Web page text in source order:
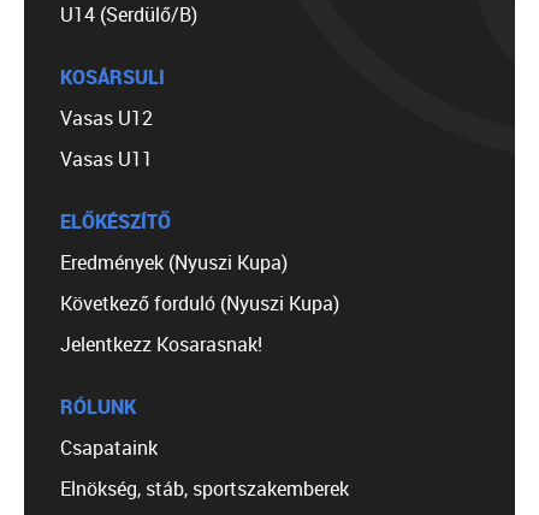
U14 (Serdülő/B)
KOSÁRSULI
Vasas U12
Vasas U11
ELŐKÉSZÍTŐ
Eredmények (Nyuszi Kupa)
Következő forduló (Nyuszi Kupa)
Jelentkezz Kosarasnak!
RÓLUNK
Csapataink
Elnökség, stáb, sportszakemberek